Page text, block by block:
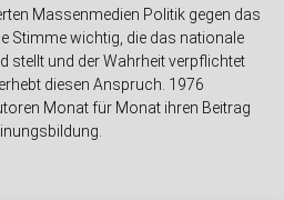
Massenmedien Politik gegen das
Stimme wichtig, die das nationale
stellt und der Wahrheit verpflichtet
diesen Anspruch. 1976
Monat für Monat ihren Beitrag